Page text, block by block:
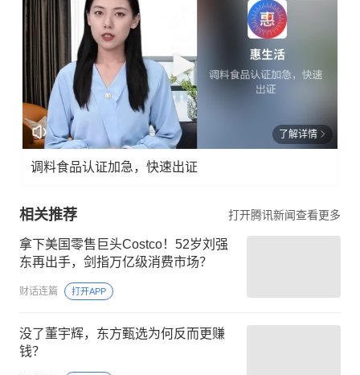
了解详情
调料食品认证加急，快速出证
相关推荐 打开腾讯新闻查看更多
拿下美国零售巨头Costco！52岁刘强
东再出手，剑指万亿级消费市场？
财话连篇 打开APP
没了董宇辉，东方甄选为何反而更赚
钱？